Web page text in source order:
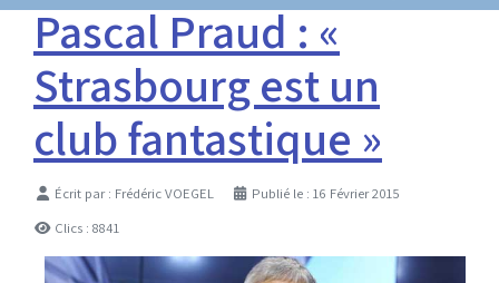
Pascal Praud : «
Strasbourg est un
club fantastique »
DétailsÉcrit par : Frédéric VOEGEL
Publié le : 16 Février 2015
Clics : 8841